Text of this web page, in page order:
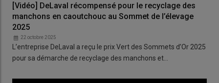
[Vidéo] DeLaval récompensé pour le recyclage des
manchons en caoutchouc au Sommet de l’élevage
2025
22 octobre 2025
L’entreprise DeLaval a reçu le prix Vert des Sommets d’Or 2025
pour sa démarche de recyclage des manchons et…